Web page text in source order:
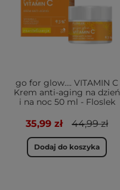
go for glow…. VITAMIN C
Krem anti-aging na dzień
i na noc 50 ml - Floslek
35,99 zł 44,99 zł
Dodaj do koszyka